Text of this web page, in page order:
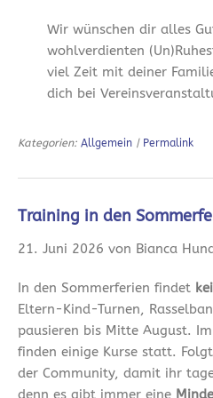
Wir wünschen dir alles
wohlverdienten
viel Zeit mit deiner
dich bei
Kategorien: Allgemein | Permalink
Training in den
21. Juni 2026 von Bianca
In den Sommerferien findet
Eltern-Kind-Turnen,
pausieren bis Mitte August. Im
finden einige Kurse statt.
der Community, damit ihr